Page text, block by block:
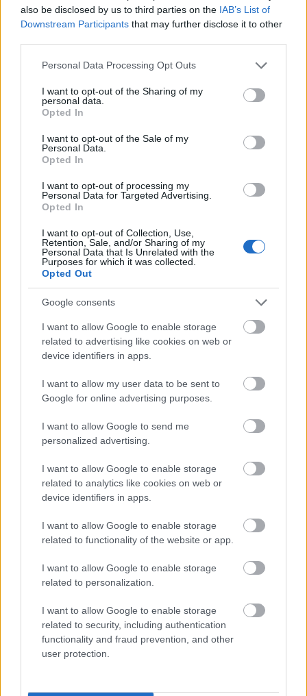
also be disclosed by us to third parties on the IAB’s List of
Downstream Participants that may further disclose it to other
Please note that this website/app uses one or more Google
not limited to your visit or usage behaviour. You may click to
grant or deny consent to Google and its third-party tags to
use your data for below specified purposes in below Google
consent section.
Personal Data Processing Opt Outs
I want to opt-out of the Sharing of my
personal data.
Opted In
I want to opt-out of the Sale of my
Personal Data.
Opted In
I want to opt-out of processing my
Personal Data for Targeted Advertising.
Opted In
I want to opt-out of Collection, Use,
Retention, Sale, and/or Sharing of my
Personal Data that Is Unrelated with the
Purposes for which it was collected.
Opted Out
Google consents
I want to allow Google to enable storage
related to advertising like cookies on web or
device identifiers in apps.
I want to allow my user data to be sent to
Google for online advertising purposes.
I want to allow Google to send me
personalized advertising.
I want to allow Google to enable storage
related to analytics like cookies on web or
device identifiers in apps.
I want to allow Google to enable storage
related to functionality of the website or app.
I want to allow Google to enable storage
related to personalization.
I want to allow Google to enable storage
related to security, including authentication
functionality and fraud prevention, and other
user protection.
Milyen lesz az új Cirkuszhercegnő? -
Videóajánló a bemutató elé
szinhazhu•2014. március 06.
Március 7-én mutatja be az Operettszínház Kálmán
Imre A Cirkuszhercegnő című operettjét, amelynek
librettóját a darab rendezője, Verebes István
vallottak, mitől lesz izgalmas a klasszikus, mégis
újító szellemben visszatérő Cirkuszhercegnő.
Lili Bárónőt ünnepelték az
Operettben